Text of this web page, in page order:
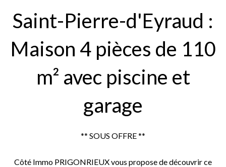
Saint-Pierre-d'Eyraud :
Maison 4 pièces de 110
m² avec piscine et
garage
** SOUS OFFRE **
Côté Immo PRIGONRIEUX vous propose de découvrir ce